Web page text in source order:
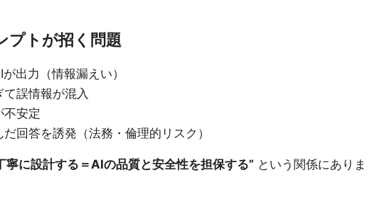
プトが招く問題
出力（情報漏えい）
誤情報が混入
不安定
回答を誘発（法務・倫理的リスク）
寧に設計する＝AIの品質と安全性を担保する” という関係にありま